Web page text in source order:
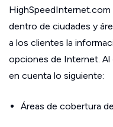
dentro de ciudades y
a los clientes la
opciones de Internet.
en cuenta lo siguiente:
Áreas de cobertura